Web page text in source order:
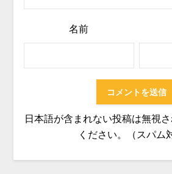
名前
日本語が含まれない投稿は無視
ください。（スパム